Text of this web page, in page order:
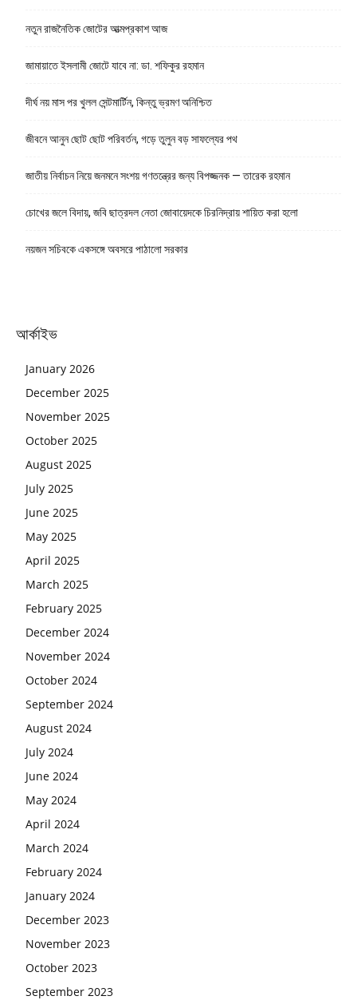
নতুন রাজনৈতিক জোটের আত্মপ্রকাশ আজ
জামায়াতে ইসলামী জোটে যাবে না: ডা. শফিকুর রহমান
দীর্ঘ নয় মাস পর খুলল সেন্টমার্টিন, কিন্তু ভ্রমণ অনিশ্চিত
জীবনে আনুন ছোট ছোট পরিবর্তন, গড়ে তুলুন বড় সাফল্যের পথ
জাতীয় নির্বাচন নিয়ে জনমনে সংশয় গণতন্ত্রের জন্য বিপজ্জনক — তারেক রহমান
চোখের জলে বিদায়, জবি ছাত্রদল নেতা জোবায়েদকে চিরনিদ্রায় শায়িত করা হলো
নয়জন সচিবকে একসঙ্গে অবসরে পাঠালো সরকার
আর্কাইভ
January 2026
December 2025
November 2025
October 2025
August 2025
July 2025
June 2025
May 2025
April 2025
March 2025
February 2025
December 2024
November 2024
October 2024
September 2024
August 2024
July 2024
June 2024
May 2024
April 2024
March 2024
February 2024
January 2024
December 2023
November 2023
October 2023
September 2023